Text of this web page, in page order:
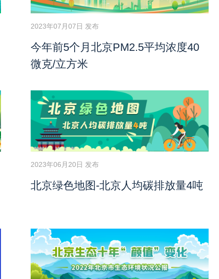
2023年07月07日 发布
今年前5个月北京PM2.5平均浓度40
微克/立方米
2023年06月20日 发布
北京绿色地图-北京人均碳排放量4吨